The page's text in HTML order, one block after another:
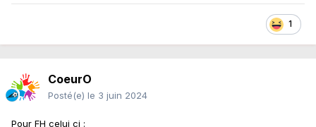
1
CoeurO
Posté(e) le 3 juin 2024
Pour FH celui ci :